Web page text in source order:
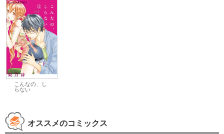
こんなの、し
らない
オススメのコミックス